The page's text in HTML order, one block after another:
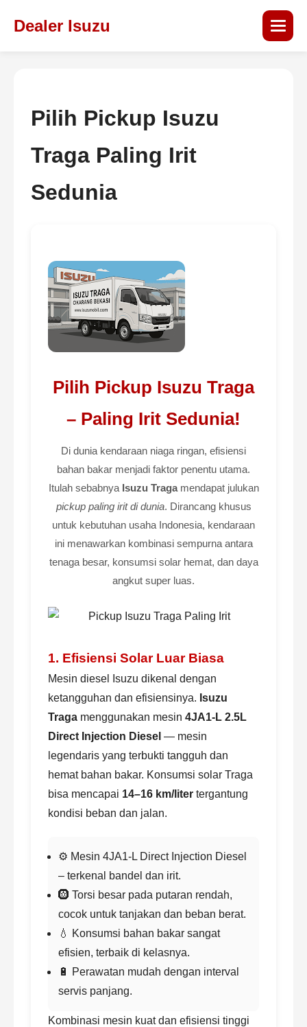
Dealer Isuzu
Pilih Pickup Isuzu
Traga Paling Irit
Sedunia
Pilih Pickup Isuzu Traga
– Paling Irit Sedunia!
Di dunia kendaraan niaga ringan, efisiensi
bahan bakar menjadi faktor penentu utama.
Itulah sebabnya Isuzu Tragamendapat julukan
pickup paling irit di dunia. Dirancang khusus
untuk kebutuhan usaha Indonesia, kendaraan
ini menawarkan kombinasi sempurna antara
tenaga besar, konsumsi solar hemat, dan daya
angkut super luas.
1. Efisiensi Solar Luar Biasa
Mesin diesel Isuzu dikenal dengan
ketangguhan dan efisiensinya. Isuzu
Traga menggunakan mesin 4JA1-L 2.5L
Direct Injection Diesel — mesin
legendaris yang terbukti tangguh dan
hemat bahan bakar. Konsumsi solar Traga
bisa mencapai 14–16 km/liter tergantung
kondisi beban dan jalan.
⚙️ Mesin 4JA1-L Direct Injection Diesel
– terkenal bandel dan irit.
🛞 Torsi besar pada putaran rendah,
cocok untuk tanjakan dan beban berat.
💧 Konsumsi bahan bakar sangat
efisien, terbaik di kelasnya.
🔋 Perawatan mudah dengan interval
servis panjang.
Kombinasi mesin kuat dan efisiensi tinggi